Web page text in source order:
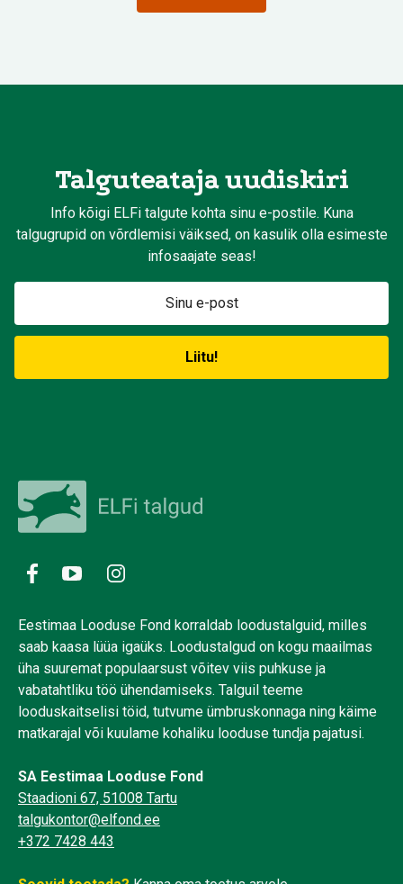
Talguteataja uudiskiri
Info kõigi ELFi talgute kohta sinu e-postile. Kuna
talgugrupid on võrdlemisi väiksed, on kasulik olla esimeste
infosaajate seas!
Eestimaa Looduse Fond korraldab loodustalguid, milles
saab kaasa lüüa igaüks. Loodustalgud on kogu maailmas
üha suuremat populaarsust võitev viis puhkuse ja
vabatahtliku töö ühendamiseks. Talguil teeme
looduskaitselisi töid, tutvume ümbruskonnaga ning käime
matkarajal või kuulame kohaliku looduse tundja pajatusi.
SA Eestimaa Looduse Fond
Staadioni 67, 51008 Tartu
talgukontor@elfond.ee
+372 7428 443